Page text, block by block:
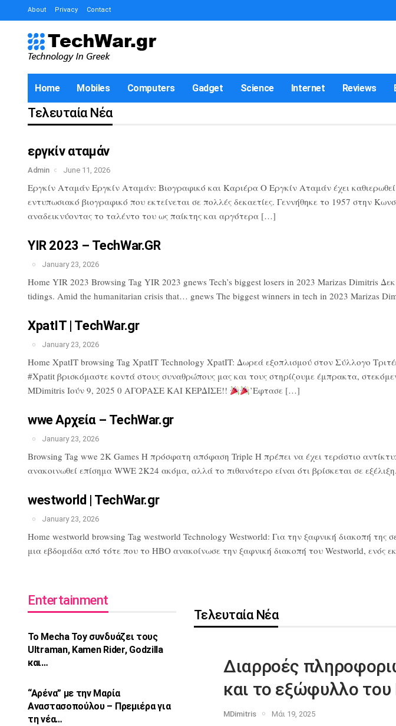
About Privacy Contact
Home Mobiles Computers Gadget Science Internet Reviews
Τελευταία Νέα
εργκίν αταμάν
Admin June 11, 2026
Εργκίν Αταμάν Εργκίν Αταμάν: Βιογραφικό και Καριέρα Ο Εργκίν Αταμάν έχει
εντυπωσιακό βιογραφικό που εκτείνεται σε πολλές δεκαετίες. Γεννήθηκε το 1957 στην
αναδεικνύοντας το ταλέντο του ως παίκτης και αργότερα […]
YIR 2023 – TechWar.GR
January 23, 2026
Home YIR 2023 Browsing Tag YIR 2023 gnews Tech’s biggest losers in 2023 Marizas Dimitris
tidings. Amid the humanitarian crisis that… gnews The biggest winners in tech in 2023 Marizas
XpatIT | TechWar.gr
January 23, 2026
Home XpatIT browsing Tag XpatIT Technology XpatIT: Δωρεά εξοπλισμού στον Σύλλογο
#Xpatit βρισκόμαστε κοντά στους συναθρώπους μας και τους στηρίζουμε έμπρακτα,
MDimitris Ιούν 9, 2025 0 ΑΓΟΡΑΣΕ ΚΑΙ ΚΕΡΔΙΣΕ!!
’Εφτασε […]
wwe Αρχεία – TechWar.gr
January 23, 2026
Browsing Tag wwe 2K Games Η πρόσφατη απόφαση Triple H πρέπει να έχει τεράστιο
ανακοινωθεί επίσημα WWE 2K24 ακόμα, αλλά το πιθανότερο είναι ότι βρίσκεται σε
westworld | TechWar.gr
January 23, 2026
Home westworld browsing Tag westworld Technology Westworld: Για την ξαφνική διακοπή
μια εβδομάδα από τότε που το HBO ανακοίνωσε την ξαφνική διακοπή του Westworld,
Entertainment
Το Mecha Toy συνδυάζει τους
Ultraman,Kamen Rider, Godzilla
και…
“Αρένα” με την Μαρία
Αναστασοπούλου – Πρεμιέρα για
τη νέα…
Τελευταία Νέα
Διαρροές
και το εξώφυλλο
MDimitris Μάι 19, 2025